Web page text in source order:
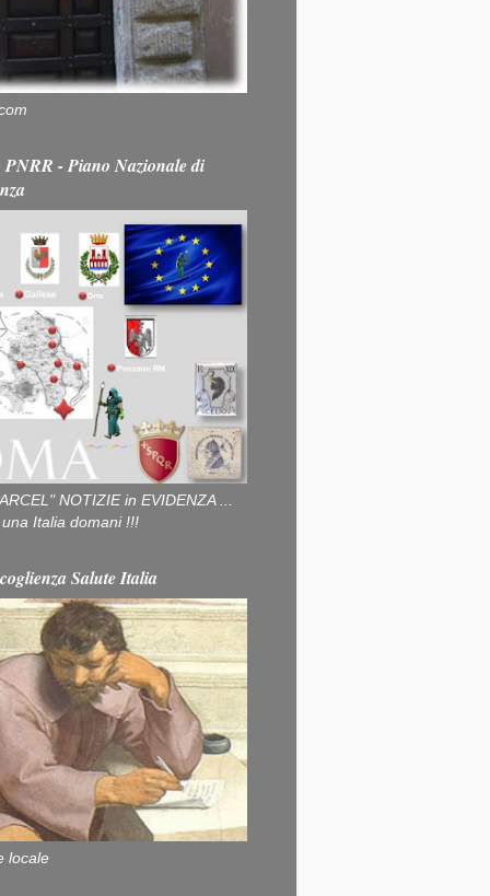
- Piano Nazionale di
NOTIZIE in EVIDENZA ...
Italia domani !!!
Salute Italia
locale